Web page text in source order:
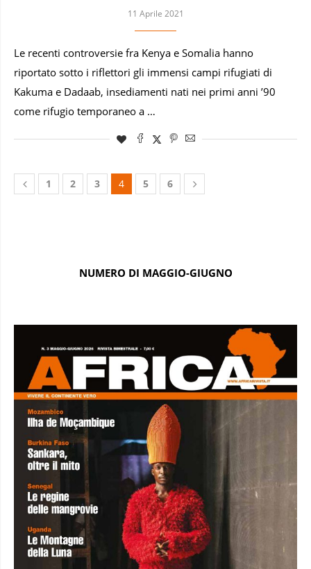
11 Aprile 2021
Le recenti controversie fra Kenya e Somalia hanno
riportato sotto i riflettori gli immensi campi rifugiati di
Kakuma e Dadaab, insediamenti nati nei primi anni ’90
come rifugio temporaneo a …
1 2 3 4 5 6
NUMERO DI MAGGIO-GIUGNO